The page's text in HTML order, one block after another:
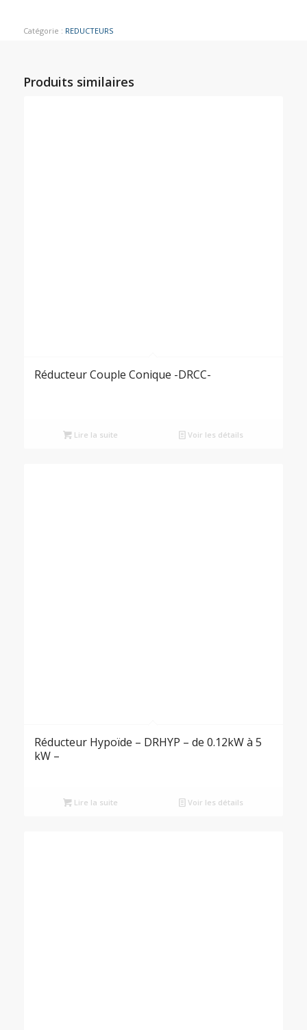
Catégorie : REDUCTEURS
Produits similaires
Réducteur Couple Conique -DRCC-
Lire la suite Voir les détails
Réducteur Hypoïde – DRHYP – de 0.12kW à 5
kW –
Lire la suite Voir les détails